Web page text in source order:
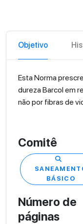
Objetivo
Esta Norma
dureza Barcol em
não por fibras de
Comitê
BÁSICO
Número de
páginas